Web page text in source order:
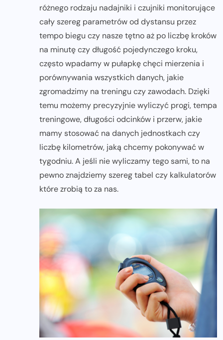
różnego rodzaju nadajniki i czujniki monitorujące
cały szereg parametrów od dystansu przez
tempo biegu czy nasze tętno aż po liczbę kroków
na minutę czy długość pojedynczego kroku,
często wpadamy w pułapkę chęci mierzenia i
porównywania wszystkich danych, jakie
zgromadzimy na treningu czy zawodach. Dzięki
temu możemy precyzyjnie wyliczyć progi, tempa
treningowe, długości odcinków i przerw, jakie
mamy stosować na danych jednostkach czy
liczbę kilometrów, jaką chcemy pokonywać w
tygodniu. A jeśli nie wyliczamy tego sami, to na
pewno znajdziemy szereg tabel czy kalkulatorów
które zrobią to za nas.